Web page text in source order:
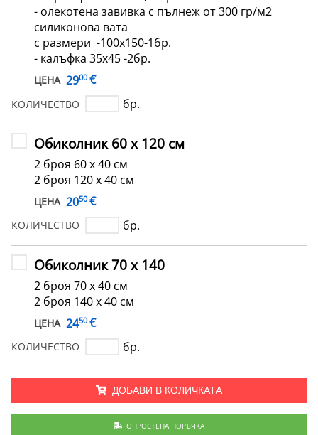
- олекотена завивка с пълнеж от 300 гр/м2
силиконова вата
с размери -100x150-1бр.
- калъфка 35х45 -2бр.
ЦЕНА 2900 €
КОЛИЧЕСТВО бр.
Обиколник 60 х 120 см
2 броя 60 х 40 см
2 броя 120 х 40 см
ЦЕНА 2050 €
КОЛИЧЕСТВО бр.
Обиколник 70 х 140
2 броя 70 х 40 см
2 броя 140 х 40 см
ЦЕНА 2450 €
КОЛИЧЕСТВО бр.
ДОБАВИ В КОЛИЧКАТА
ОПРОСТЕНА ПОРЪЧКА